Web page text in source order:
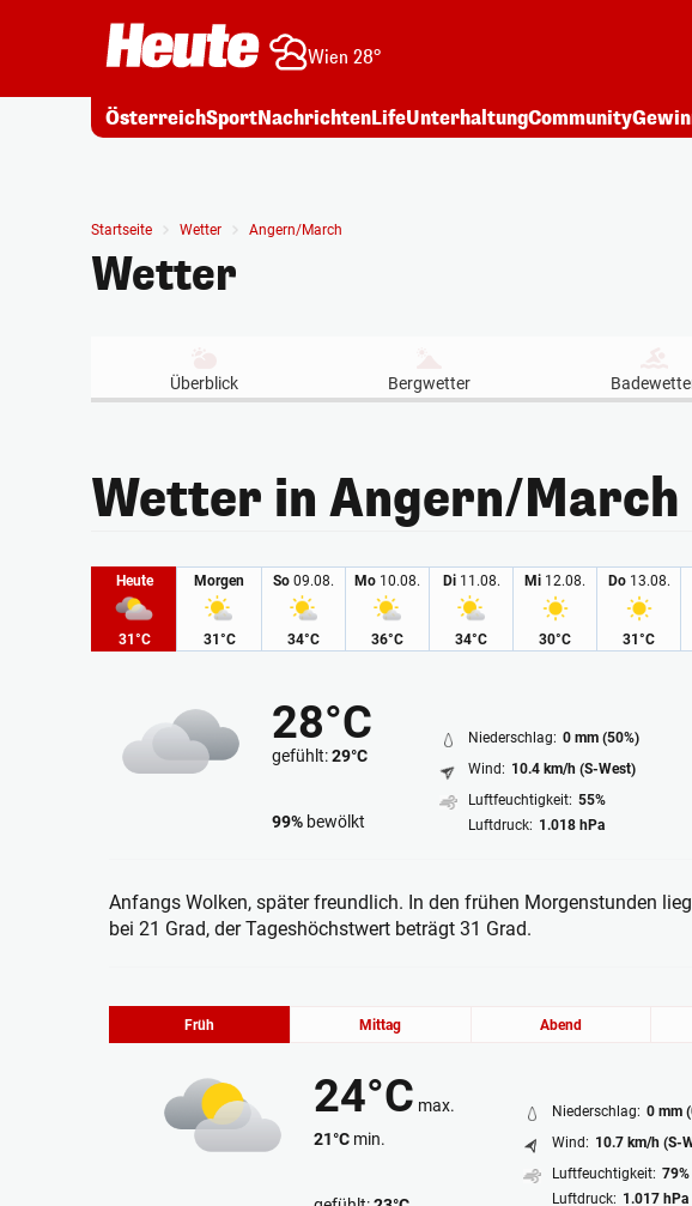
Wien 28°
ÖsterreichSportNachrichtenLifeUnterhaltungCommunity
Wetter
Startseite Wetter Angern/March
Überblick Bergwetter
Wetter in Angern/March
Heute
31°C
Morgen
31°C
So 09.08.
34°C
Mo 10.08.
36°C
Di11.08.
34°C
Mi 12.08.
30°C
Do13.08.
31°C
28°C
gefühlt:29°C
99% bewölkt
Niederschlag: 0 mm (50%)
Wind: 10.4 km/h (S-West)
Luftfeuchtigkeit: 55%
Luftdruck: 1.018 hPa
Anfangs Wolken, später freundlich. In den frühen Morgenstunden
bei 21 Grad, der Tageshöchstwert beträgt 31 Grad.
Früh Mittag Abend
24°Cmax.
21°C min.
Niederschlag: 0 mm
Wind: 10.7 km/h (S-
Luftfeuchtigkeit: 79%
Luftdruck: 1.017 hPa